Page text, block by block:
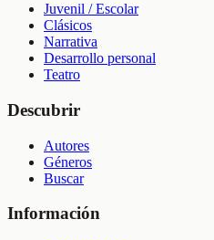
Juvenil / Escolar
Clásicos
Narrativa
Desarrollo personal
Teatro
Descubrir
Autores
Géneros
Buscar
Información